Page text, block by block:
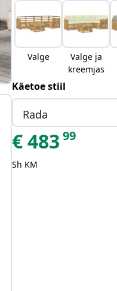
kreemjas
Valge
Valge ja
kreemjas
Käetoe stiil
Rada
€483 99
Sh KM